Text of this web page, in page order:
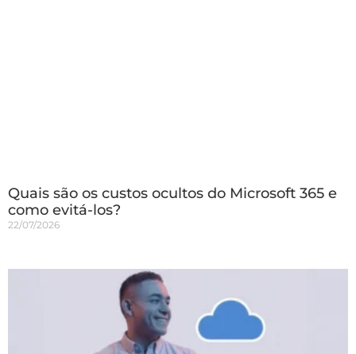
Quais são os custos ocultos do Microsoft 365 e
como evitá-los?
22/07/2026